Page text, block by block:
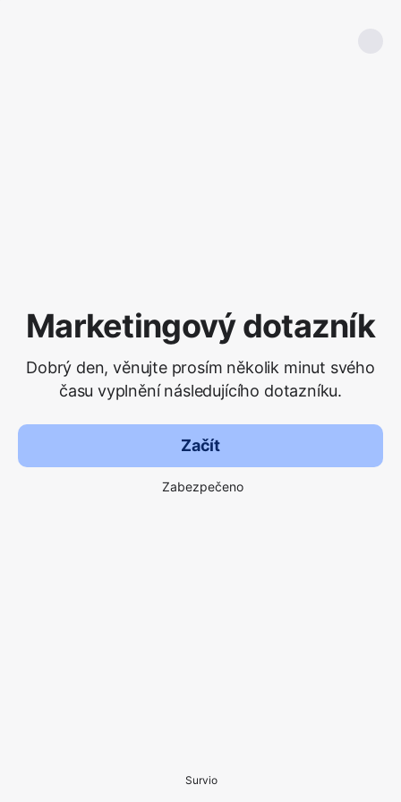
Marketingový dotazník
Dobrý den, věnujte prosím několik minut svého
času vyplnění následujícího dotazníku.
Začít
Zabezpečeno
Survio